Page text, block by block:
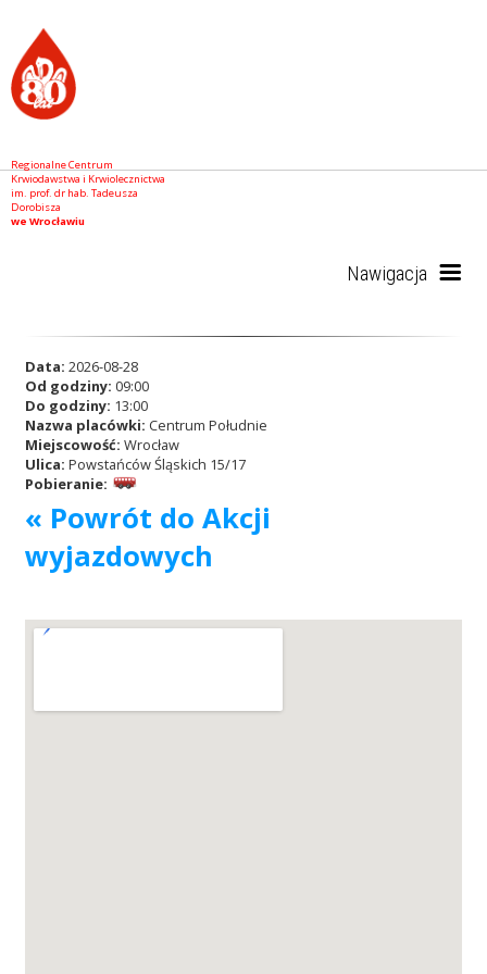
Regionalne Centrum
Krwiodawstwa i Krwiolecznictwa
im. prof. dr hab. Tadeusza
Dorobisza
we Wrocławiu
Nawigacja
RCKiK
Akcje wyjazdowe
Krwiodawcy
Szpitale
Data: 2026-08-28
Od godziny: 09:00
Do godziny: 13:00
Nazwa placówki: Centrum Południe
Miejscowość: Wrocław
Ulica: Powstańców Śląskich 15/17
Pobieranie:
« Powrót do Akcji
wyjazdowych